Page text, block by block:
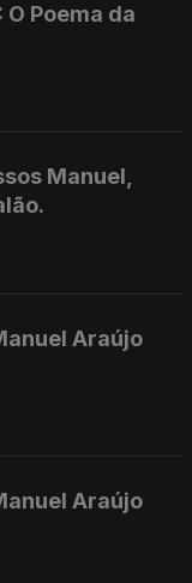
Poema da
Manuel,
Araújo
Araújo